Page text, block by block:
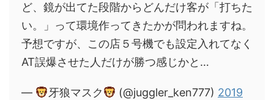
ど、鏡が出てた段階からどんだけ客が「打ちた
い。」って環境作ってきたかが問われますね。
予想ですが、この店５号機でも設定入れてなく
AT誤爆させた人だけが勝つ感じかと…
— 牙狼マスク (@juggler_ken777) 2019